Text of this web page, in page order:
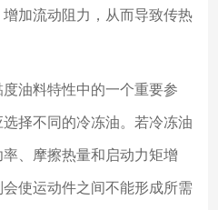
加流动阻力，从而导致传热
油料特性中的一个重要参
择不同的冷冻油。若冷冻油
、摩擦热量和启动力矩增
使运动件之间不能形成所需